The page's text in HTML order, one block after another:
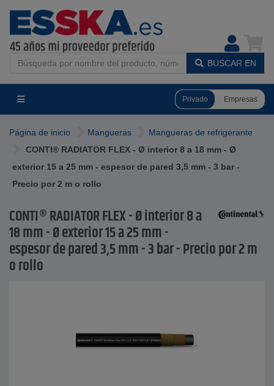
BUSCAR EN
Privado Empresas
Página de inicio Mangueras
Mangueras de refrigerante
CONTI® RADIATOR FLEX - Ø interior 8 a 18 mm - Ø
exterior 15 a 25 mm - espesor de pared 3,5 mm - 3 bar -
Precio por 2 m o rollo
CONTI® RADIATOR FLEX - Ø interior 8 a
18 mm - Ø exterior 15 a 25 mm -
espesor de pared 3,5 mm - 3 bar - Precio por 2 m
o rollo